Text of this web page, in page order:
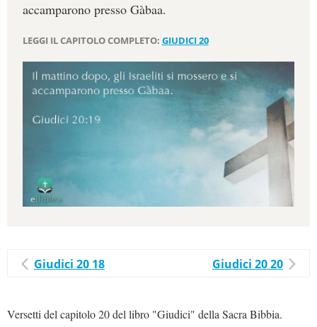
accamparono presso Gàbaa.
LEGGI IL CAPITOLO COMPLETO: GIUDICI 20
Giudici 20 18 Giudici 20 20
Versetti del capitolo 20 del libro "Giudici" della Sacra Bibbia.